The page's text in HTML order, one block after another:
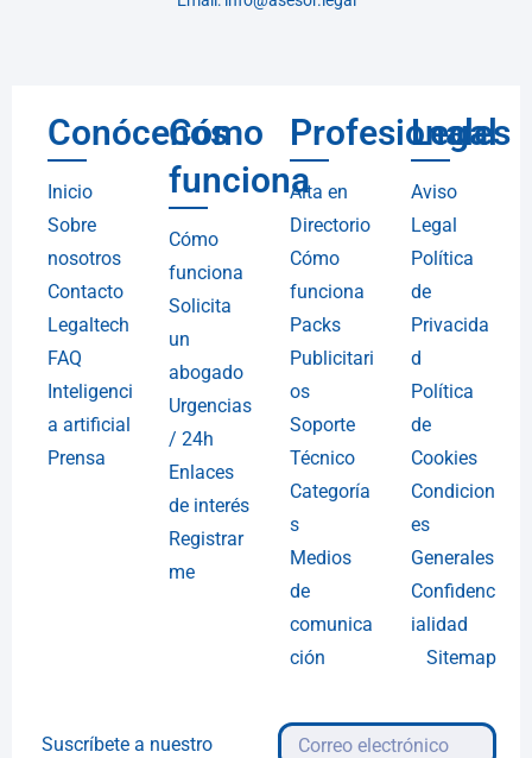
Conócenos
Inicio
Sobre
nosotros
Contacto
Legaltech
FAQ
Inteligenci
a artificial
Prensa
Cómo
funciona
Cómo
funciona
Solicita
un
abogado
Urgencias
/ 24h
Enlaces
de interés
Registrar
me
Profesionales
Alta en
Directorio
Cómo
funciona
Packs
Publicitari
os
Soporte
Técnico
Categoría
s
Medios
de
comunica
ción
Legal
Aviso
Legal
Política
de
Privacida
d
Política
de
Cookies
Condicion
es
Generales
Confidenc
ialidad
Sitemap
Suscríbete a nuestro